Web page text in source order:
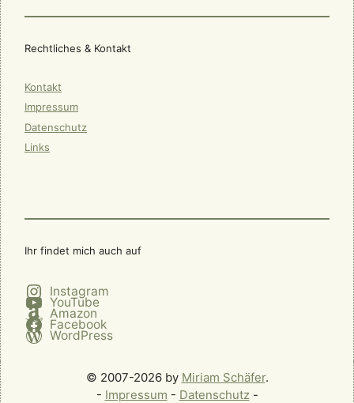
Rechtliches & Kontakt
Kontakt
Impressum
Datenschutz
Links
Ihr findet mich auch auf
Instagram
YouTube
Amazon
Facebook
WordPress
© 2007-2026 by Miriam Schäfer.
- Impressum - Datenschutz-